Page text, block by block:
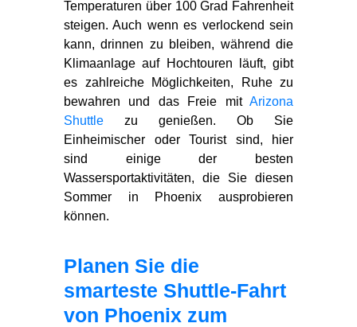
Temperaturen über 100 Grad Fahrenheit
steigen. Auch wenn es verlockend sein
kann, drinnen zu bleiben, während die
Klimaanlage auf Hochtouren läuft, gibt
es zahlreiche Möglichkeiten, Ruhe zu
bewahren und das Freie mit Arizona
Shuttle zu genießen. Ob Sie
Einheimischer oder Tourist sind, hier
sind einige der besten
Wassersportaktivitäten, die Sie diesen
Sommer in Phoenix ausprobieren
können.
Planen Sie die
smarteste Shuttle‑Fahrt
von Phoenix zum